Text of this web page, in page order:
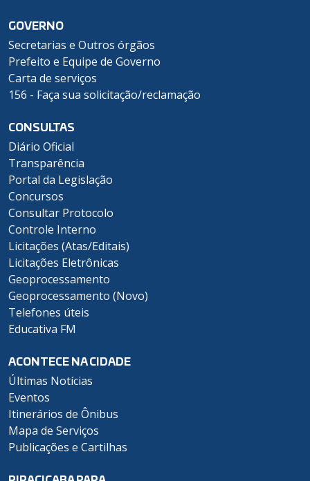
GOVERNO
Secretarias e Outros órgãos
Prefeito e Equipe de Governo
Carta de serviços
156 - Faça sua solicitação/reclamação
CONSULTAS
Diário Oficial
Transparência
Portal da Legislação
Concursos
Consultar Protocolo
Controle Interno
Licitações (Atas/Editais)
Licitações Eletrônicas
Geoprocessamento
Geoprocessamento (Novo)
Telefones úteis
Educativa FM
ACONTECE NA CIDADE
Últimas Notícias
Eventos
Itinerários de Ônibus
Mapa de Serviços
Publicações e Cartilhas